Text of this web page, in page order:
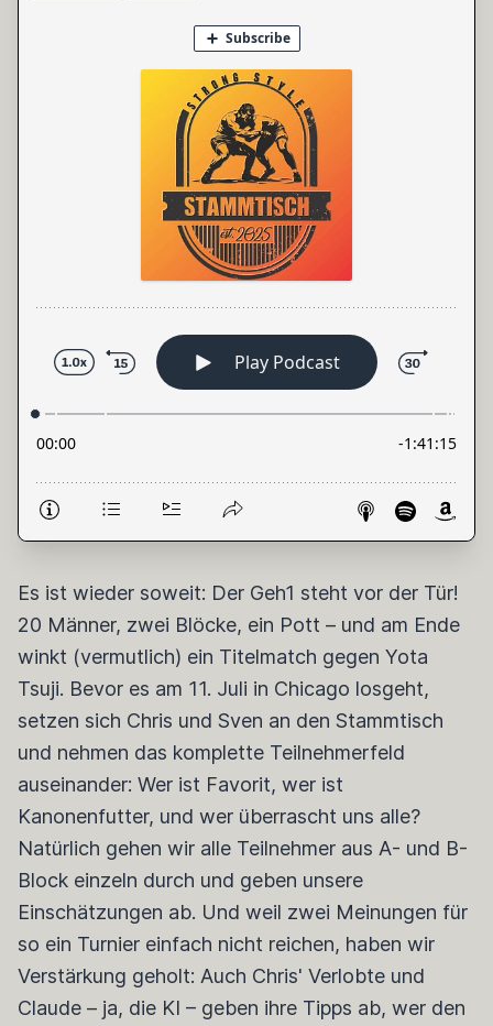
Es ist wieder soweit: Der Geh1 steht vor der Tür!
20 Männer, zwei Blöcke, ein Pott – und am Ende
winkt (vermutlich) ein Titelmatch gegen Yota
Tsuji. Bevor es am 11. Juli in Chicago losgeht,
setzen sich Chris und Sven an den Stammtisch
und nehmen das komplette Teilnehmerfeld
auseinander: Wer ist Favorit, wer ist
Kanonenfutter, und wer überrascht uns alle?
Natürlich gehen wir alle Teilnehmer aus A- und B-
Block einzeln durch und geben unsere
Einschätzungen ab. Und weil zwei Meinungen für
so ein Turnier einfach nicht reichen, haben wir
Verstärkung geholt: Auch Chris' Verlobte und
Claude – ja, die KI – geben ihre Tipps ab, wer den